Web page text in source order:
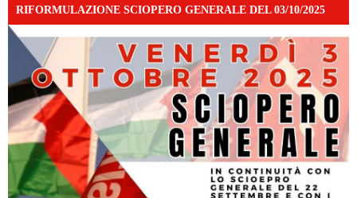
RIFORMULAZIONE SCIOPERO GENERALE DEL 03/10/2025